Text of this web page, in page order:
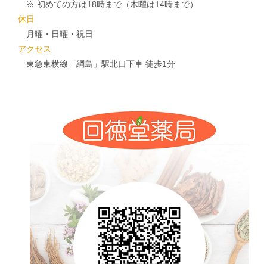
※ 初めての方は18時まで（木曜は14時まで）
休日
月曜・日曜・祝日
アクセス
東急東横線「綱島」駅北口下車 徒歩1分